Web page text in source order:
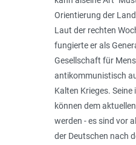
Orientierung der
Laut der rechten
fungierte er als
Gesellschaft für
antikommunistisch
Kalten Krieges.
können dem
werden - es sind vor
der Deutschen nach